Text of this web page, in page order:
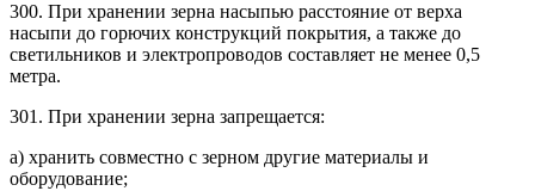
300. При хранении зерна насыпью расстояние от верха
насыпи до горючих конструкций покрытия, а также до
светильников и электропроводов составляет не менее 0,5
метра.
301. При хранении зерна запрещается:
а) хранить совместно с зерном другие материалы и
оборудование;